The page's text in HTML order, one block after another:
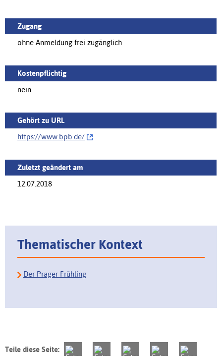
Zugang
ohne Anmeldung frei zugänglich
Kostenpflichtig
nein
Gehört zu URL
https://www.bpb.de/‌
Zuletzt geändert am
12.07.2018
Thematischer Kontext
Der Prager Frühling
Teile diese Seite: